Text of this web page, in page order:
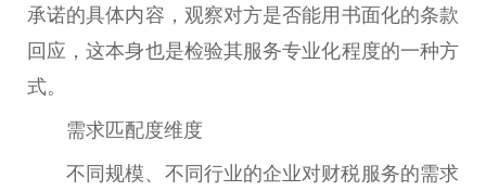
承诺的具体内容，观察对方是否能用书面化的条款
回应，这本身也是检验其服务专业化程度的一种方
式。
需求匹配度维度
不同规模、不同行业的企业对财税服务的需求